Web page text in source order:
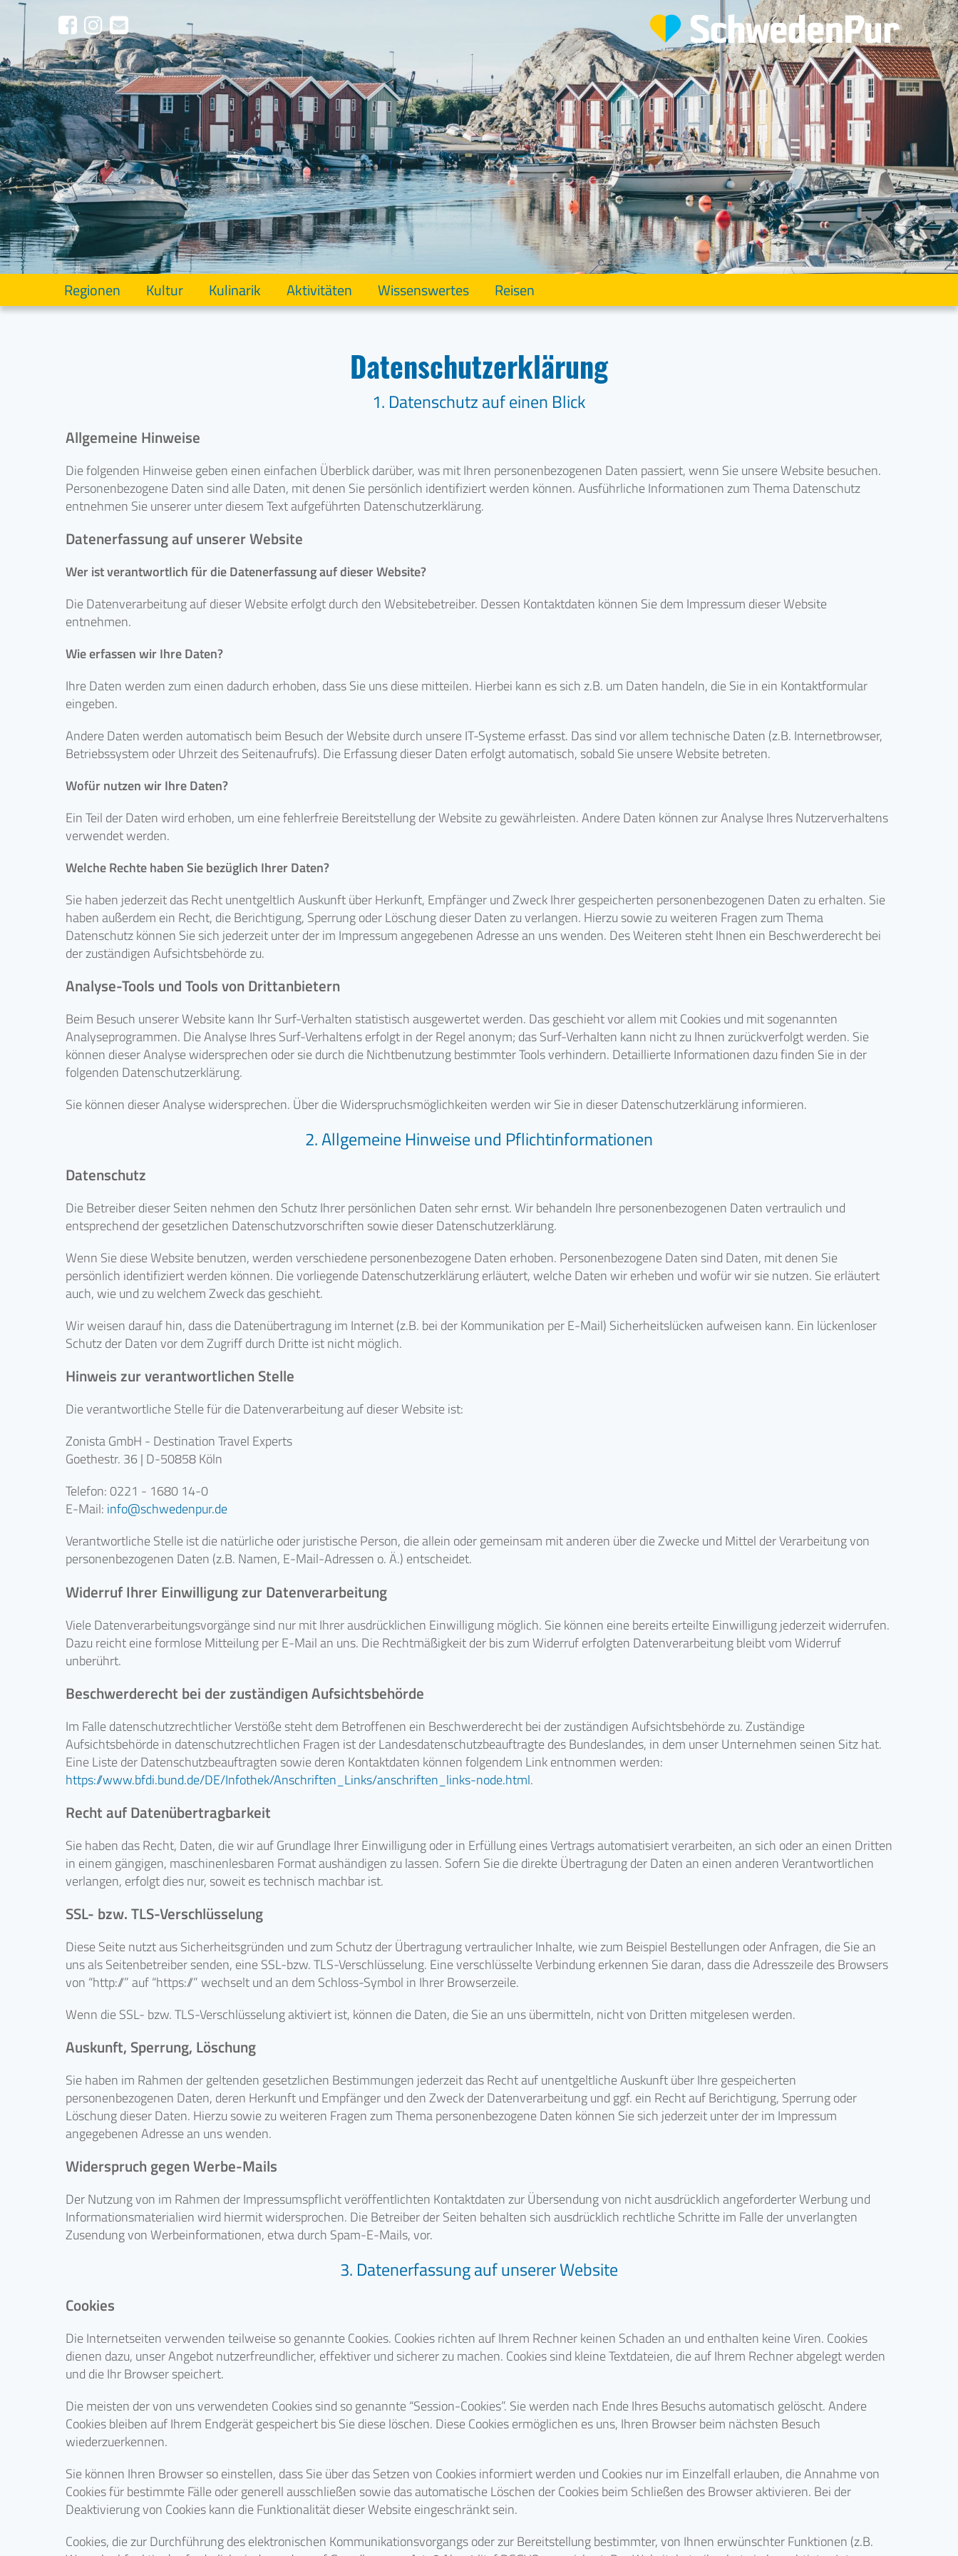
© Asaf Kliger/imagebank.sweden.se
Regionen Kultur Kulinarik Aktivitäten Wissenswertes Reisen
Datenschutzerklärung
1. Datenschutz auf einen Blick
Allgemeine Hinweise
Die folgenden Hinweise geben einen einfachen Überblick darüber, was mit Ihren personenbezogenen Daten passiert, wenn Sie unsere Website besuchen.
Personenbezogene Daten sind alle Daten, mit denen Sie persönlich identifiziert werden können. Ausführliche Informationen zum Thema Datenschutz
entnehmen Sie unserer unter diesem Text aufgeführten Datenschutzerklärung.
Datenerfassung auf unserer Website
Wer ist verantwortlich für die Datenerfassung auf dieser Website?
Die Datenverarbeitung auf dieser Website erfolgt durch den Websitebetreiber. Dessen Kontaktdaten können Sie dem Impressum dieser Website
entnehmen.
Wie erfassen wir Ihre Daten?
Ihre Daten werden zum einen dadurch erhoben, dass Sie uns diese mitteilen. Hierbei kann es sich z.B. um Daten handeln, die Sie in ein Kontaktformular
eingeben.
Andere Daten werden automatisch beim Besuch der Website durch unsere IT-Systeme erfasst. Das sind vor allem technische Daten (z.B. Internetbrowser,
Betriebssystem oder Uhrzeit des Seitenaufrufs). Die Erfassung dieser Daten erfolgt automatisch, sobald Sie unsere Website betreten.
Wofür nutzen wir Ihre Daten?
Ein Teil der Daten wird erhoben, um eine fehlerfreie Bereitstellung der Website zu gewährleisten. Andere Daten können zur Analyse Ihres Nutzerverhaltens
verwendet werden.
Welche Rechte haben Sie bezüglich Ihrer Daten?
Sie haben jederzeit das Recht unentgeltlich Auskunft über Herkunft, Empfänger und Zweck Ihrer gespeicherten personenbezogenen Daten zu erhalten. Sie
haben außerdem ein Recht, die Berichtigung, Sperrung oder Löschung dieser Daten zu verlangen. Hierzu sowie zu weiteren Fragen zum Thema
Datenschutz können Sie sich jederzeit unter der im Impressum angegebenen Adresse an uns wenden. Des Weiteren steht Ihnen ein Beschwerderecht bei
der zuständigen Aufsichtsbehörde zu.
Analyse-Tools und Tools von Drittanbietern
Beim Besuch unserer Website kann Ihr Surf-Verhalten statistisch ausgewertet werden. Das geschieht vor allem mit Cookies und mit sogenannten
Analyseprogrammen. Die Analyse Ihres Surf-Verhaltens erfolgt in der Regel anonym; das Surf-Verhalten kann nicht zu Ihnen zurückverfolgt werden. Sie
können dieser Analyse widersprechen oder sie durch die Nichtbenutzung bestimmter Tools verhindern. Detaillierte Informationen dazu finden Sie in der
folgenden Datenschutzerklärung.
Sie können dieser Analyse widersprechen. Über die Widerspruchsmöglichkeiten werden wir Sie in dieser Datenschutzerklärung informieren.
2. Allgemeine Hinweise und Pflichtinformationen
Datenschutz
Die Betreiber dieser Seiten nehmen den Schutz Ihrer persönlichen Daten sehr ernst. Wir behandeln Ihre personenbezogenen Daten vertraulich und
entsprechend der gesetzlichen Datenschutzvorschriften sowie dieser Datenschutzerklärung.
Wenn Sie diese Website benutzen, werden verschiedene personenbezogene Daten erhoben. Personenbezogene Daten sind Daten, mit denen Sie
persönlich identifiziert werden können. Die vorliegende Datenschutzerklärung erläutert, welche Daten wir erheben und wofür wir sie nutzen. Sie erläutert
auch, wie und zu welchem Zweck das geschieht.
Wir weisen darauf hin, dass die Datenübertragung im Internet (z.B. bei der Kommunikation per E-Mail) Sicherheitslücken aufweisen kann. Ein lückenloser
Schutz der Daten vor dem Zugriff durch Dritte ist nicht möglich.
Hinweis zur verantwortlichen Stelle
Die verantwortliche Stelle für die Datenverarbeitung auf dieser Website ist:
Zonista GmbH - Destination Travel Experts
Goethestr. 36 | D-50858 Köln
Telefon: 0221 - 1680 14-0
E-Mail: info
schwedenpur.de
Verantwortliche Stelle ist die natürliche oder juristische Person, die allein oder gemeinsam mit anderen über die Zwecke und Mittel der Verarbeitung von
personenbezogenen Daten (z.B. Namen, E-Mail-Adressen o. Ä.) entscheidet.
Widerruf Ihrer Einwilligung zur Datenverarbeitung
Viele Datenverarbeitungsvorgänge sind nur mit Ihrer ausdrücklichen Einwilligung möglich. Sie können eine bereits erteilte Einwilligung jederzeit widerrufen.
Dazu reicht eine formlose Mitteilung per E-Mail an uns. Die Rechtmäßigkeit der bis zum Widerruf erfolgten Datenverarbeitung bleibt vom Widerruf
unberührt.
Beschwerderecht bei der zuständigen Aufsichtsbehörde
Im Falle datenschutzrechtlicher Verstöße steht dem Betroffenen ein Beschwerderecht bei der zuständigen Aufsichtsbehörde zu. Zuständige
Aufsichtsbehörde in datenschutzrechtlichen Fragen ist der Landesdatenschutzbeauftragte des Bundeslandes, in dem unser Unternehmen seinen Sitz hat.
Eine Liste der Datenschutzbeauftragten sowie deren Kontaktdaten können folgendem Link entnommen werden:
https://www.bfdi.bund.de/DE/Infothek/Anschriften_Links/anschriften_links-node.html.
Recht auf Datenübertragbarkeit
Sie haben das Recht, Daten, die wir auf Grundlage Ihrer Einwilligung oder in Erfüllung eines Vertrags automatisiert verarbeiten, an sich oder an einen Dritten
in einem gängigen, maschinenlesbaren Format aushändigen zu lassen. Sofern Sie die direkte Übertragung der Daten an einen anderen Verantwortlichen
verlangen, erfolgt dies nur, soweit es technisch machbar ist.
SSL- bzw. TLS-Verschlüsselung
Diese Seite nutzt aus Sicherheitsgründen und zum Schutz der Übertragung vertraulicher Inhalte, wie zum Beispiel Bestellungen oder Anfragen, die Sie an
uns als Seitenbetreiber senden, eine SSL-bzw. TLS-Verschlüsselung. Eine verschlüsselte Verbindung erkennen Sie daran, dass die Adresszeile des Browsers
von “http://” auf “https://” wechselt und an dem Schloss-Symbol in Ihrer Browserzeile.
Wenn die SSL- bzw. TLS-Verschlüsselung aktiviert ist, können die Daten, die Sie an uns übermitteln, nicht von Dritten mitgelesen werden.
Auskunft, Sperrung, Löschung
Sie haben im Rahmen der geltenden gesetzlichen Bestimmungen jederzeit das Recht auf unentgeltliche Auskunft über Ihre gespeicherten
personenbezogenen Daten, deren Herkunft und Empfänger und den Zweck der Datenverarbeitung und ggf. ein Recht auf Berichtigung, Sperrung oder
Löschung dieser Daten. Hierzu sowie zu weiteren Fragen zum Thema personenbezogene Daten können Sie sich jederzeit unter der im Impressum
angegebenen Adresse an uns wenden.
Widerspruch gegen Werbe-Mails
Der Nutzung von im Rahmen der Impressumspflicht veröffentlichten Kontaktdaten zur Übersendung von nicht ausdrücklich angeforderter Werbung und
Informationsmaterialien wird hiermit widersprochen. Die Betreiber der Seiten behalten sich ausdrücklich rechtliche Schritte im Falle der unverlangten
Zusendung von Werbeinformationen, etwa durch Spam-E-Mails, vor.
3. Datenerfassung auf unserer Website
Cookies
Die Internetseiten verwenden teilweise so genannte Cookies. Cookies richten auf Ihrem Rechner keinen Schaden an und enthalten keine Viren. Cookies
dienen dazu, unser Angebot nutzerfreundlicher, effektiver und sicherer zu machen. Cookies sind kleine Textdateien, die auf Ihrem Rechner abgelegt werden
und die Ihr Browser speichert.
Die meisten der von uns verwendeten Cookies sind so genannte “Session-Cookies”. Sie werden nach Ende Ihres Besuchs automatisch gelöscht. Andere
Cookies bleiben auf Ihrem Endgerät gespeichert bis Sie diese löschen. Diese Cookies ermöglichen es uns, Ihren Browser beim nächsten Besuch
wiederzuerkennen.
Sie können Ihren Browser so einstellen, dass Sie über das Setzen von Cookies informiert werden und Cookies nur im Einzelfall erlauben, die Annahme von
Cookies für bestimmte Fälle oder generell ausschließen sowie das automatische Löschen der Cookies beim Schließen des Browser aktivieren. Bei der
Deaktivierung von Cookies kann die Funktionalität dieser Website eingeschränkt sein.
Cookies, die zur Durchführung des elektronischen Kommunikationsvorgangs oder zur Bereitstellung bestimmter, von Ihnen erwünschter Funktionen (z.B.